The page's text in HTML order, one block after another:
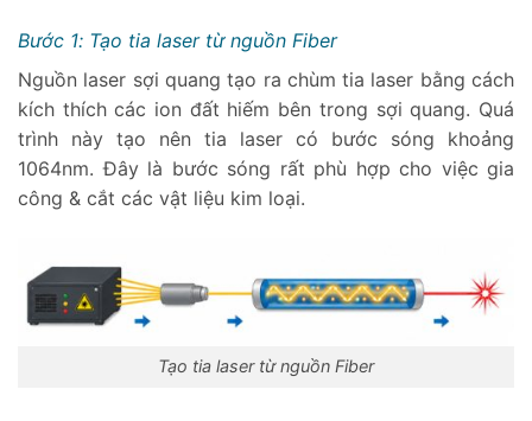
Bước 1: Tạo tia laser từ nguồn Fiber
Nguồn laser sợi quang tạo ra chùm tia laser bằng cách
kích thích các ion đất hiếm bên trong sợi quang. Quá
trình này tạo nên tia laser có bước sóng khoảng
1064nm. Đây là bước sóng rất phù hợp cho việc gia
công & cắt các vật liệu kim loại.
Tạo tia laser từ nguồn Fiber